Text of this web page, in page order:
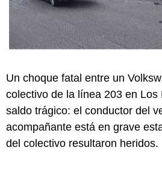
Un choque fatal entre un
colectivo de la línea 203 en Los
saldo trágico: el conductor del
acompañante está en grave
del colectivo resultaron heridos.